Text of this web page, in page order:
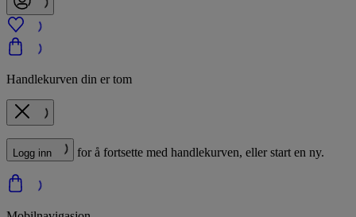
Handlekurven din er tom
Logg inn for å fortsette med handlekurven, eller start en ny.